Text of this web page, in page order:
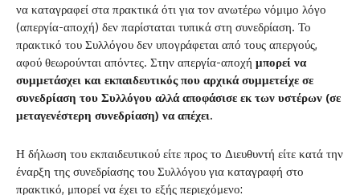
να καταγραφεί στα πρακτικά ότι για τον ανωτέρω νόμιμο λόγο
(απεργία-αποχή) δεν παρίσταται τυπικά στη συνεδρίαση. Το
πρακτικό του Συλλόγου δεν υπογράφεται από τους απεργούς,
αφού θεωρούνται απόντες. Στην απεργία-αποχή μπορεί να
συμμετάσχει και εκπαιδευτικός που αρχικά συμμετείχε σε
συνεδρίαση του Συλλόγου αλλά αποφάσισε εκ των υστέρων (σε
μεταγενέστερη συνεδρίαση) να απέχει.
Η δήλωση του εκπαιδευτικού είτε προς το Διευθυντή είτε κατά την
έναρξη της συνεδρίασης του Συλλόγου για καταγραφή στο
πρακτικό, μπορεί να έχει το εξής περιεχόμενο: